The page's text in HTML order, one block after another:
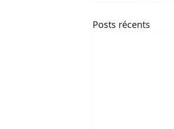
Posts récents